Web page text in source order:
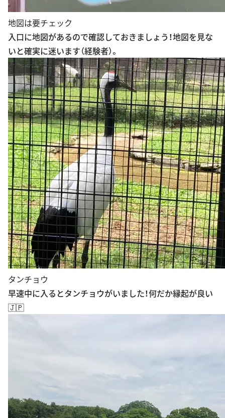
地図は要チェック
入口に地図があるので確認しておきましょう！地図を見な
いと確実に迷います（経験者）。
タンチョウ
早速中に入るとタンチョウがいました！何だか縁起が良い
🇯🇵